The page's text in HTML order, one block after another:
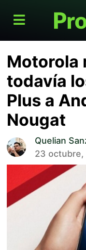
Motorola
todavía
Plus a
Nougat
Quelian
23 octubre,